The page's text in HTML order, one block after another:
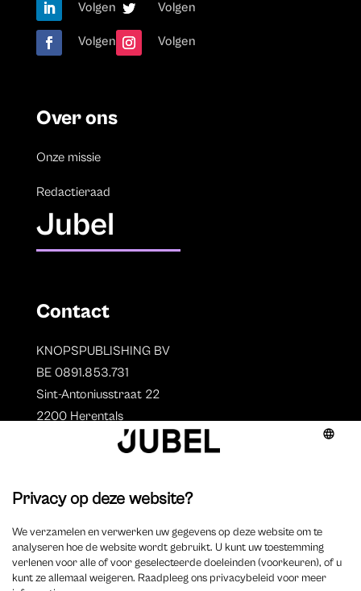
Volgen Volgen
Volgen Volgen
Over ons
Onze missie
Redactieraad
Jubel
Contact
KNOPSPUBLISHING BV
BE 0891.853.731
Sint-Antoniusstraat 22
2200 Herentals
Auteurs
Overzicht auteurs
Auteur worden?